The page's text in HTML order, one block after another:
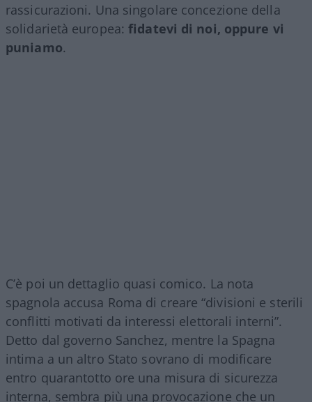
rassicurazioni. Una singolare concezione della
solidarietà europea:fidatevi di noi, oppure vi
puniamo.
C’è poi un dettaglio quasi comico. La nota
spagnola accusa Roma di creare “divisioni e sterili
conflitti motivati da interessi elettorali interni”.
Detto dal governo Sanchez, mentre la Spagna
intima a un altro Stato sovrano di modificare
entro quarantotto ore una misura di sicurezza
interna, sembra più una provocazione che un